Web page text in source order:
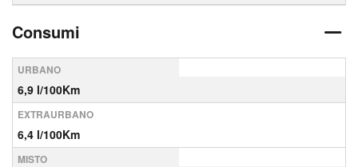
Consumi
URBANO
6,9 l/100Km
EXTRAURBANO
6,4 l/100Km
MISTO